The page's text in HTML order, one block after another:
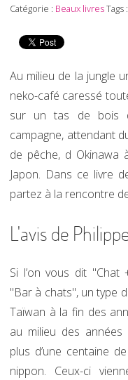
Catégorie : Beaux livresTags :
Au milieu de la jungle
neko-café caressé
sur un tas de bois
campagne, attendant
de pêche, d Okinawa
Japon. Dans ce livre
partez à la rencontre
L'avis de
Si l’on vous dit "Chat
"Bar à chats", un type
Taïwan à la fin des
au milieu des
plus d’une centaine
nippon. Ceux-ci